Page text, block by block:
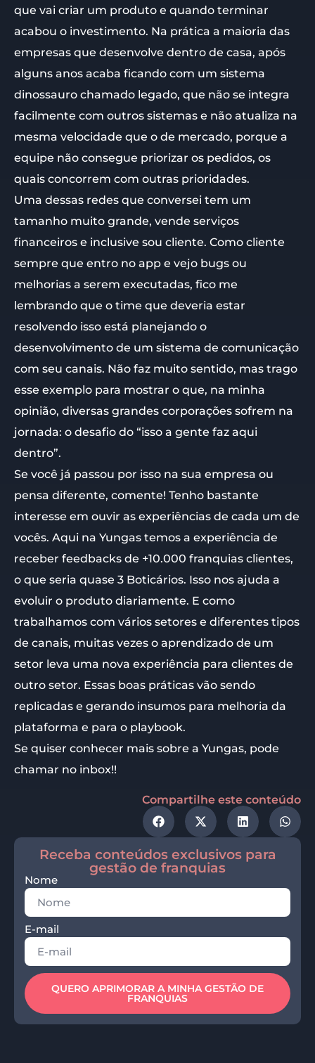
que vai criar um produto e quando terminar
acabou o investimento. Na prática a maioria das
empresas que desenvolve dentro de casa, após
alguns anos acaba ficando com um sistema
dinossauro chamado legado, que não se integra
facilmente com outros sistemas e não atualiza na
mesma velocidade que o de mercado, porque a
equipe não consegue priorizar os pedidos, os
quais concorrem com outras prioridades.
Uma dessas redes que conversei tem um
tamanho muito grande, vende serviços
financeiros e inclusive sou cliente. Como cliente
sempre que entro no app e vejo bugs ou
melhorias a serem executadas, fico me
lembrando que o time que deveria estar
resolvendo isso está planejando o
desenvolvimento de um sistema de comunicação
com seu canais. Não faz muito sentido, mas trago
esse exemplo para mostrar o que, na minha
opinião, diversas grandes corporações sofrem na
jornada: o desafio do “isso a gente faz aqui
dentro”.
Se você já passou por isso na sua empresa ou
pensa diferente, comente! Tenho bastante
interesse em ouvir as experiências de cada um de
vocês. Aqui na Yungas temos a experiência de
receber feedbacks de +10.000 franquias clientes,
o que seria quase 3 Boticários. Isso nos ajuda a
evoluir o produto diariamente. E como
trabalhamos com vários setores e diferentes tipos
de canais, muitas vezes o aprendizado de um
setor leva uma nova experiência para clientes de
outro setor. Essas boas práticas vão sendo
replicadas e gerando insumos para melhoria da
plataforma e para o playbook.
Se quiser conhecer mais sobre a Yungas, pode
chamar no inbox!!
Compartilhe este conteúdo
Receba conteúdos exclusivos para
gestão de franquias
Nome
E-mail
QUERO APRIMORAR A MINHA GESTÃO DE
FRANQUIAS